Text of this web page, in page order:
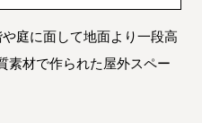
庭に面して地面より一段高
素材で作られた屋外スペー